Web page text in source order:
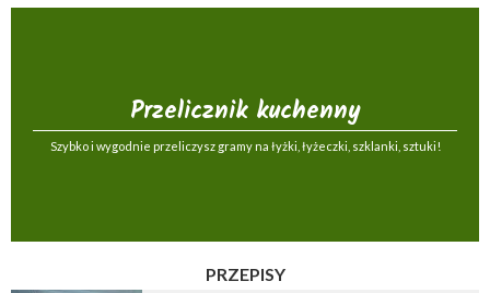
Przelicznik kuchenny
Szybko i wygodnie przeliczysz gramy na łyżki, łyżeczki, szklanki, sztuki!
PRZEPISY